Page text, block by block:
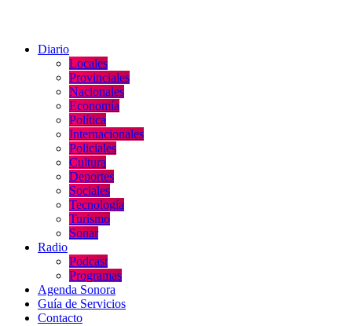
Diario
Locales
Provinciales
Nacionales
Economía
Política
Internacionales
Policiales
Cultura
Deportes
Sociales
Tecnología
Turismo
Sonar
Radio
Podcast
Programas
Agenda Sonora
Guía de Servicios
Contacto